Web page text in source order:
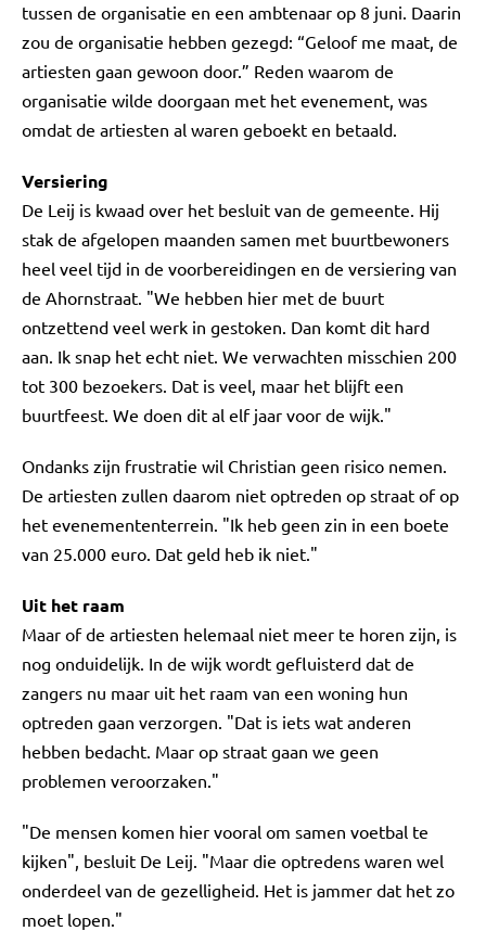
tussen de organisatie en een ambtenaar op 8 juni. Daarin
zou de organisatie hebben gezegd: “Geloof me maat, de
artiesten gaan gewoon door.” Reden waarom de
organisatie wilde doorgaan met het evenement, was
omdat de artiesten al waren geboekt en betaald.
Versiering
De Leij is kwaad over het besluit van de gemeente. Hij
stak de afgelopen maanden samen met buurtbewoners
heel veel tijd in de voorbereidingen en de versiering van
de Ahornstraat. "We hebben hier met de buurt
ontzettend veel werk in gestoken. Dan komt dit hard
aan. Ik snap het echt niet. We verwachten misschien 200
tot 300 bezoekers. Dat is veel, maar het blijft een
buurtfeest. We doen dit al elf jaar voor de wijk."
Ondanks zijn frustratie wil Christian geen risico nemen.
De artiesten zullen daarom niet optreden op straat of op
het evenemententerrein. "Ik heb geen zin in een boete
van 25.000 euro. Dat geld heb ik niet."
Uit het raam
Maar of de artiesten helemaal niet meer te horen zijn, is
nog onduidelijk. In de wijk wordt gefluisterd dat de
zangers nu maar uit het raam van een woning hun
optreden gaan verzorgen. "Dat is iets wat anderen
hebben bedacht. Maar op straat gaan we geen
problemen veroorzaken."
"De mensen komen hier vooral om samen voetbal te
kijken", besluit De Leij. "Maar die optredens waren wel
onderdeel van de gezelligheid. Het is jammer dat het zo
moet lopen."